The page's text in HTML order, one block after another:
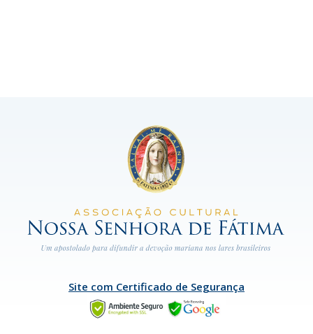
Site com Certificado de Segurança